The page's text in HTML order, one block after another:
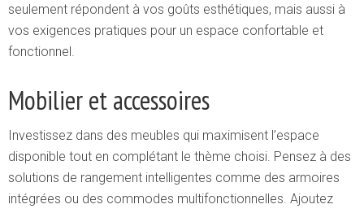
seulement répondent à vos goûts esthétiques, mais aussi à
vos exigences pratiques pour un espace confortable et
fonctionnel.
Mobilier et accessoires
Investissez dans des meubles qui maximisent l’espace
disponible tout en complétant le thème choisi. Pensez à des
solutions de rangement intelligentes comme des armoires
intégrées ou des commodes multifonctionnelles. Ajoutez